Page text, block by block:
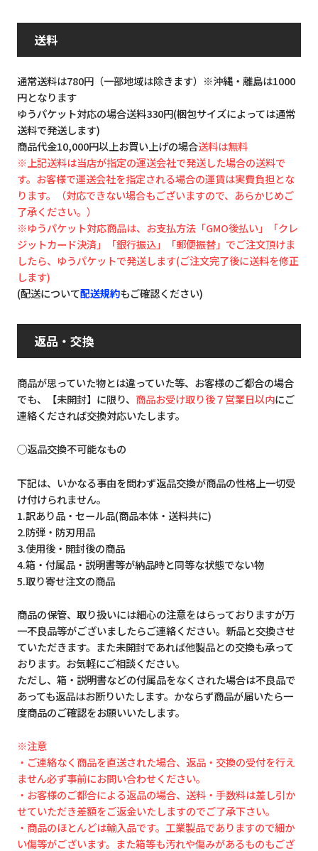
送料
通常送料は780円（一部地域は除きます）※沖縄・離島は1000
円となります
ゆうパケット対応の場合送料330円(梱包サイズによっては通常
送料で発送します)
商品代金10,000円以上お買い上げの場合送料は無料
※上記送料は当店が指定の運送会社で発送した場合の送料で
す。お客様で運送会社を指定される場合の運賃は実費負担とな
ります。（対応できない場合もございますので、あらかじめご
了承ください。）
※ゆうパケット対応商品は、お支払方法「GMO後払い」「クレ
ジットカード決済」「銀行振込」「郵便振替」でご注文頂けま
したら、ゆうパケットで発送します(ご注文完了後に送料を修正
します)
(配送について配送規約もご確認ください)
返品・交換
商品が思っていた物とは違っていた等、お客様のご都合の場合
でも、【未開封】に限り、 商品お受け取り後７営業日以内にご
連絡くだされば交換対応いたします。
◯返品交換不可能なもの
下記は、いかなる事由を問わず返品交換が商品の性格上一切受
け付けられません。
1.訳あり品・セール品(商品本体・送料共に)
2.防弾・防刃用品
3.使用後・開封後の商品
4.箱・付属品・説明書等が納品時と同等な状態でない物
5.取り寄せ注文の商品
商品の保管、取り扱いには細心の注意をはらっておりますが万
一不良品等がございましたらご連絡ください。新品と交換させ
ていただきます。また未開封であれば他製品との交換も承って
おります。お気軽にご相談ください。
ただし、箱・説明書などの付属品をなくされた場合は不良品で
あっても返品はお断りいたします。かならず商品が届いたら一
度商品のご確認をお願いいたします。
※注意
・ご連絡なく商品を直送された場合、返品・交換の受付を行え
ません必ず事前にお問い合わせください。
・お客様のご都合による返品の場合、送料・手数料は差し引か
せていただき差額をご返金いたしますのでご了承下さい。
・商品のほとんどは輸入品です。工業製品でありますので細か
い傷等がございます。また箱等も汚れや傷みがあるものもござ